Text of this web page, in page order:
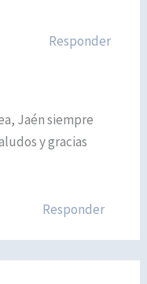
Responder
Jaén siempre
y gracias
Responder